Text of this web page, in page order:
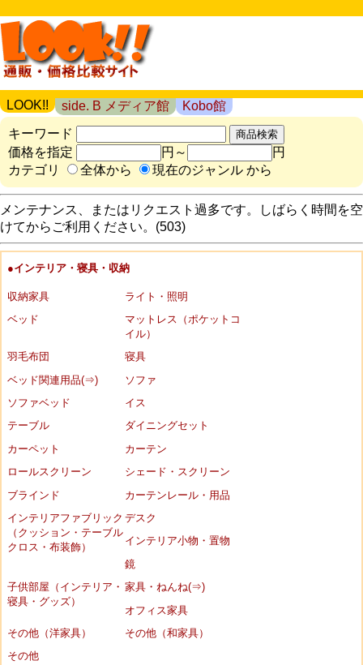
LOOK!! side. B メディア館
Kobo館
キーワード
価格を指定
円～
円
カテゴリ
全体から 現在のジャンル から
メンテナンス、またはリクエスト過多です。しばらく時間を空
けてからご利用ください。(503)
●インテリア・寝具・収納
収納家具
ライト・照明
ベッド
マットレス（ポケットコ
イル）
羽毛布団
寝具
ベッド関連用品(⇒)
ソファ
ソファベッド
イス
テーブル
ダイニングセット
カーペット
カーテン
ロールスクリーン
シェード・スクリーン
ブラインド
カーテンレール・用品
インテリアファブリック
（クッション・テーブル
クロス・布装飾）
デスク
インテリア小物・置物
鏡
子供部屋（インテリア・
寝具・グッズ）
家具・ねんね(⇒)
オフィス家具
その他（洋家具）
その他（和家具）
その他